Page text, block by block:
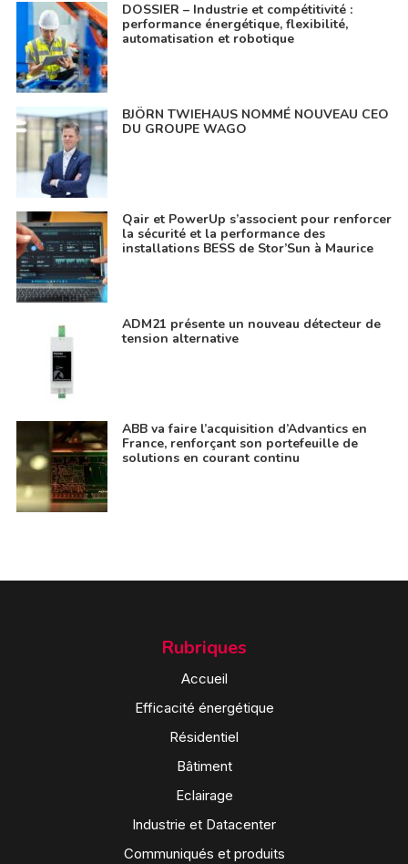
DOSSIER – Industrie et compétitivité :
performance énergétique, flexibilité,
automatisation et robotique
BJÖRN TWIEHAUS NOMMÉ NOUVEAU CEO
DU GROUPE WAGO
Qair et PowerUp s’associent pour renforcer
la sécurité et la performance des
installations BESS de Stor’Sun à Maurice
ADM21 présente un nouveau détecteur de
tension alternative
ABB va faire l’acquisition d’Advantics en
France, renforçant son portefeuille de
solutions en courant continu
Rubriques
Accueil
Efficacité énergétique
Résidentiel
Bâtiment
Eclairage
Industrie et Datacenter
Communiqués et produits